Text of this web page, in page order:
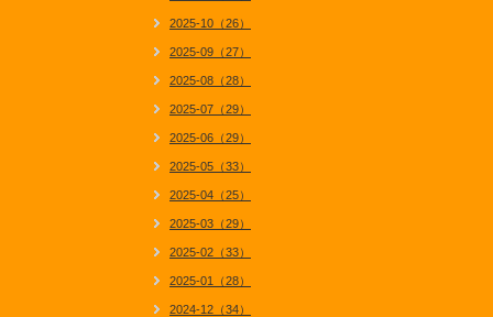
2025-10（26）
2025-09（27）
2025-08（28）
2025-07（29）
2025-06（29）
2025-05（33）
2025-04（25）
2025-03（29）
2025-02（33）
2025-01（28）
2024-12（34）